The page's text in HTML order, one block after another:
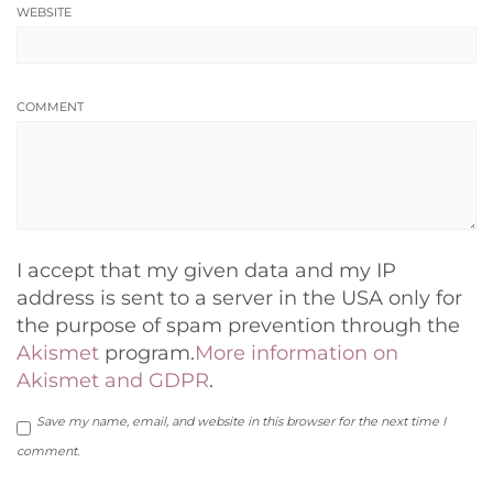
WEBSITE
COMMENT
I accept that my given data and my IP
address is sent to a server in the USA only for
the purpose of spam prevention through the
Akismet program.More information on
Akismet and GDPR.
Save my name, email, and website in this browser for the next time I
comment.